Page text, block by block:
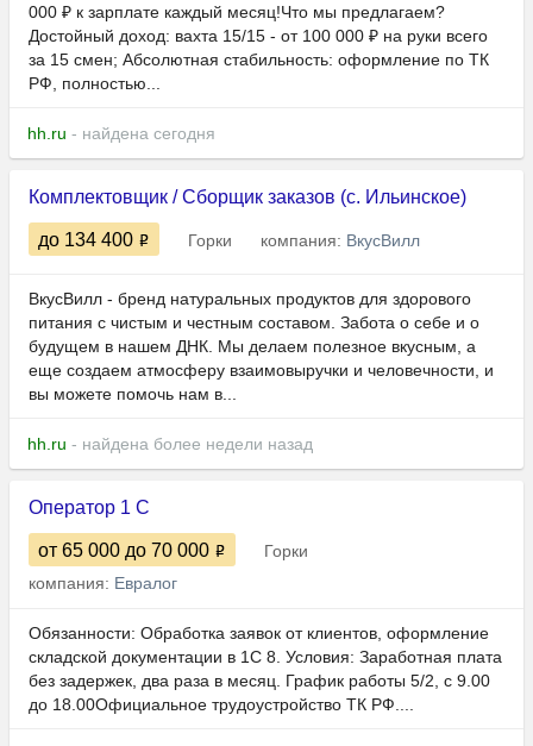
000 ₽ к зарплате каждый месяц!Что мы предлагаем?
Достойный доход: вахта 15/15 - от 100 000 ₽ на руки всего
за 15 смен; Абсолютная стабильность: оформление по ТК
РФ, полностью...
hh.ru - найдена сегодня
Комплектовщик / Сборщик заказов (с. Ильинское)
до 134 400 Горки компания: ВкусВилл
ВкусВилл - бренд натуральных продуктов для здорового
питания с чистым и честным составом. Забота о себе и о
будущем в нашем ДНК. Мы делаем полезное вкусным, а
еще создаем атмосферу взаимовыручки и человечности, и
вы можете помочь нам в...
hh.ru - найдена более недели назад
Оператор 1 С
от 65 000 до 70 000
Горки
компания: Евралог
Обязанности: Обработка заявок от клиентов, оформление
складской документации в 1С 8. Условия: Заработная плата
без задержек, два раза в месяц. График работы 5/2, с 9.00
до 18.00Официальное трудоустройство ТК РФ....